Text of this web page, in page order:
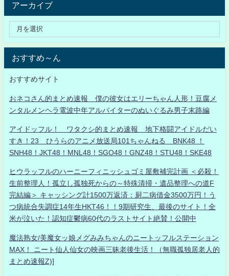
アーカイブ
おすすめ～ん
おすすめサイト
おネコさん的まとめ速報 僕の彼女はエリーちゃん人形！豆腐メ
ンタルメンヘラ電波中年アルバイターのぬいぐるみ男子末路編
アイドッフル！ ワタクシ的まとめ速報 地下格闘アイドルだい
すき！23 ひうらのアニメ放送局101ちゃんねる BNK48 ！
SNH48！JKT48！MNL48！SGO48！GNZ48！STU48！SKE48
ヒウラッフルのハーニーフィニッシュゴミ屋敷補完計画 ＜必殺！
生前整理人！孤立し孤独死からの～特殊清掃・遺品整理への道F
完結編＞ キャッシング計1500万返済：厨二病借金3500万円！う
つ病統合失調症14年生HKT46！！9期研究生、最後のサイト！全
米が泣いた！認知症鬱病60代のラストサイト絶賛！公開中
魔法熟女/美魔女ッ娘メグみみちゃんのニートッフルステーション
MAX！ ニート仙人仙女の映画三昧老後生活！（無職孤独居老人的
まとめ速報Z)]